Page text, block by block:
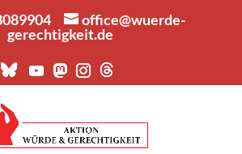
office@wuerde-
gerechtigkeit.de